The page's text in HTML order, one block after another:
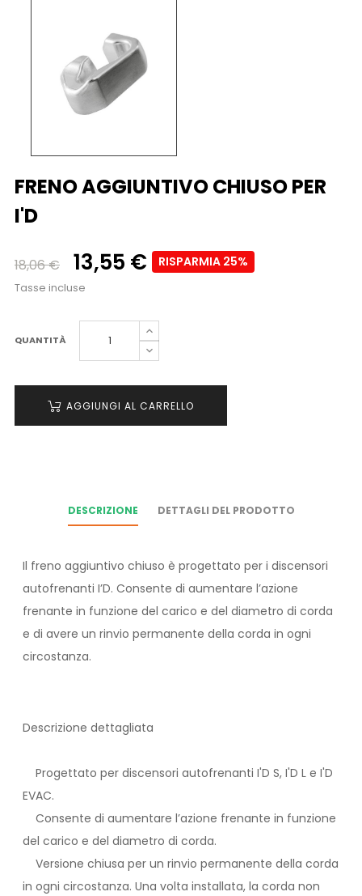
FRENO AGGIUNTIVO CHIUSO PER
I'D
18,06 € 13,55 € RISPARMIA 25%
Tasse incluse
QUANTITÀ
AGGIUNGI AL CARRELLO
DESCRIZIONE DETTAGLI DEL PRODOTTO
Il freno aggiuntivo chiuso è progettato per i discensori
autofrenanti I’D. Consente di aumentare l’azione
frenante in funzione del carico e del diametro di corda
e di avere un rinvio permanente della corda in ogni
circostanza.
Descrizione dettagliata
Progettato per discensori autofrenanti I'D S, I'D L e I'D
EVAC.
Consente di aumentare l’azione frenante in funzione
del carico e del diametro di corda.
Versione chiusa per un rinvio permanente della corda
in ogni circostanza. Una volta installata, la corda non